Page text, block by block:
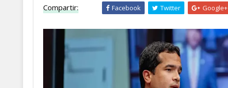
Compartir: Facebook Twitter Google+